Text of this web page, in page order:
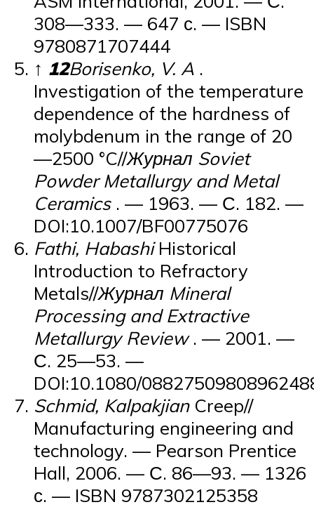
308—333. — 647 с. — ISBN
9780871707444
↑ 12Borisenko, V. A .
Investigation of the temperature
dependence of the hardness of
molybdenum in the range of 20
—2500 °C//Журнал Soviet
Powder Metallurgy and Metal
Ceramics. — 1963. — С. 182. —
DOI:10.1007/BF00775076
Fathi, HabashiHistorical
Introduction to Refractory
Metals//Журнал Mineral
Processing and Extractive
Metallurgy Review. — 2001. —
С. 25—53. —
DOI:10.1080/
Schmid, KalpakjianCreep//
Manufacturing engineering and
technology. — Pearson Prentice
Hall, 2006. — С. 86—93. — 1326
с. — ISBN 9787302125358